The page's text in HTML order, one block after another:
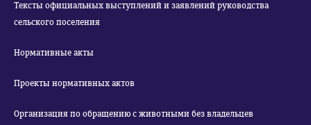
Тексты официальных выступлений и заявлений руководства
сельского поселения
Нормативные акты
Проекты нормативных актов
Организация по обращению с животными без владельцев